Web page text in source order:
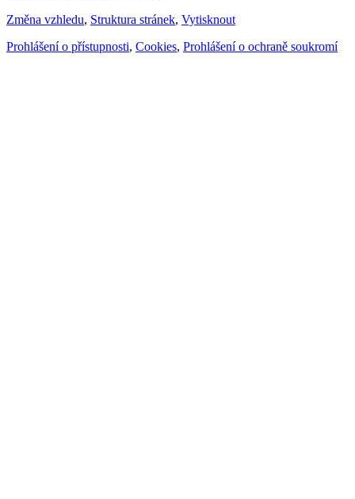
Změna vzhledu, Struktura stránek, Vytisknout
Prohlášení o přístupnosti, Cookies, Prohlášení o ochraně soukromí